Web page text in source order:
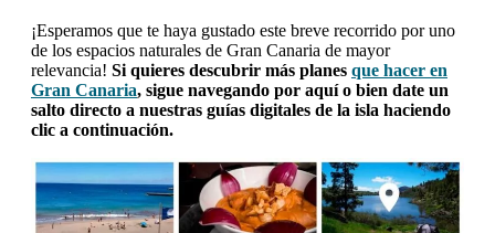
¡Esperamos que te haya gustado este breve recorrido por uno
de los espacios naturales de Gran Canaria de mayor
relevancia! Si quieres descubrir más planes que hacer en
Gran Canaria, sigue navegando por aquí o bien date un
salto directo a nuestras guías digitales de la isla haciendo
clic a continuación.